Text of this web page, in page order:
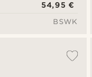
54,95 €
BSWK